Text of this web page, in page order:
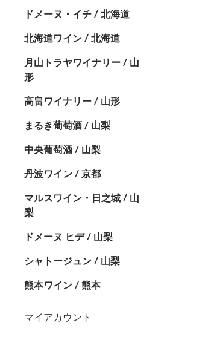
ドメーヌ・イチ / 北海道
北海道ワイン / 北海道
月山トラヤワイナリー / 山
形
高畠ワイナリー / 山形
まるき葡萄酒 / 山梨
中央葡萄酒 / 山梨
丹波ワイン / 京都
マルスワイン・日之城 / 山
梨
ドメーヌ ヒデ / 山梨
シャトージュン / 山梨
熊本ワイン / 熊本
マイアカウント